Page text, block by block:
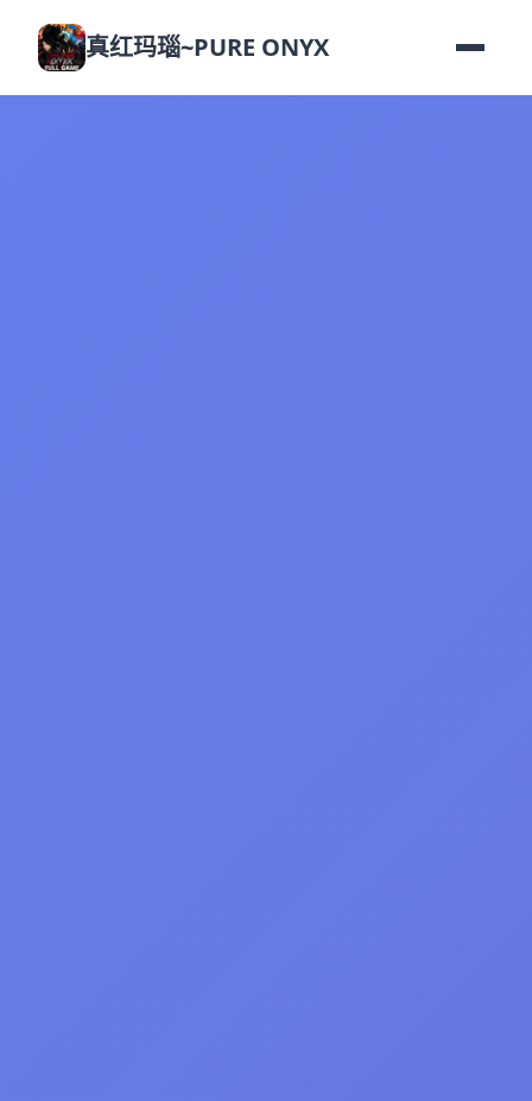
真红玛瑙~PURE ONYX